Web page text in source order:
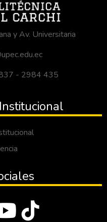
y Av. Universitaria
- 2984 435